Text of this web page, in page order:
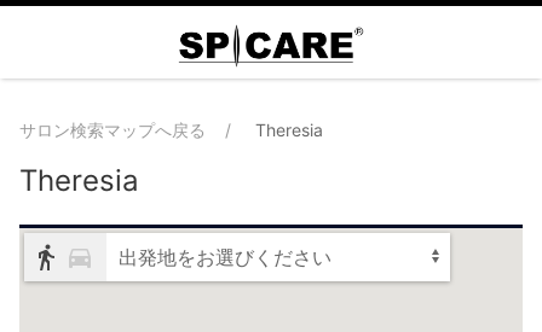
サロン検索マップへ戻る Theresia
Theresia
出発地をお選びください